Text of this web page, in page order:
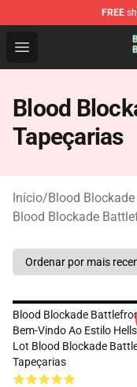
FREE
Open menu
Blood Blockade
Blood
Tapeçarias
Início/Blood
Blood Blockade
Blood Blockade
Bem-Vindo Ao Estilo
Lot Blood Blockade
Tapeçarias